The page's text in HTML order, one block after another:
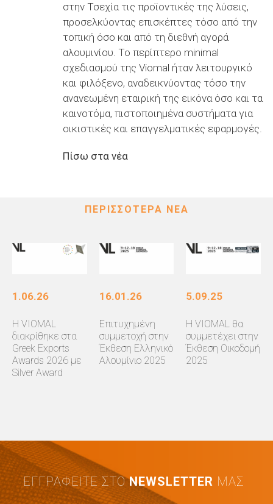
στην Τσεχία τις προϊοντικές της λύσεις,
προσελκύοντας επισκέπτες τόσο από την
τοπική όσο και από τη διεθνή αγορά
αλουμινίου. Το περίπτερο minimal
σχεδιασμού της Viomal ήταν λειτουργικό
και φιλόξενο, αναδεικνύοντας τόσο την
ανανεωμένη εταιρική της εικόνα όσο και τα
καινοτόμα, πιστοποιημένα συστήματα για
οικιστικές και επαγγελματικές εφαρμογές.
Πίσω στα νέα
ΠΕΡΙΣΣΌΤΕΡΑ ΝΈΑ
1.06.26
Η VIOMAL
διακρίθηκε στα
Greek Exports
Awards 2026 με
Silver Award
16.01.26
Επιτυχημένη
συμμετοχή στην
Έκθεση Ελληνικό
Αλουμίνιο 2025
5.09.25
Η VIOMAL θα
συμμετέχει στην
Έκθεση Οικοδομή
2025
ΕΓΓΡΑΦΕΙΤΕ ΣΤΟΝΕWSLETTER ΜΑΣ